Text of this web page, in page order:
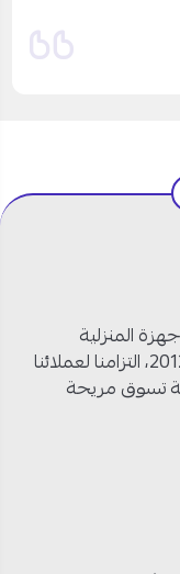
المنزلية
والكهربائية وأنظمة التكييف. تأسست في 2012، التزامنا لعملائنا
تسوق مريحة